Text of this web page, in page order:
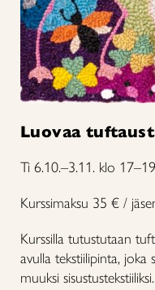
Luovaa
Ti 6.10.–3.11. klo
Kurssimaksu 35 € /
Kurssilla tutustutaan
avulla tekstiilipinta, joka
muuksi